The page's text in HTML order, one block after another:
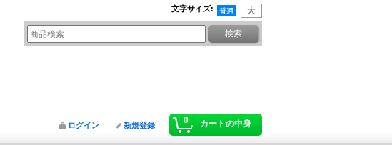
文字サイズ:
0 カートの中身
ログイン 新規登録